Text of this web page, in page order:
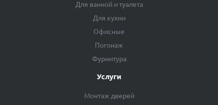
Для ванной и туалета
Для кухни
Офисные
Погонаж
Фурнитура
Услуги
Монтаж дверей